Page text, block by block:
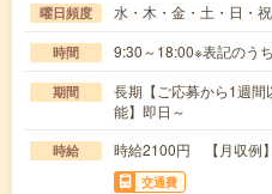
曜日頻度 水・木・金・土・日・祝
時間 9:30～18:00※表記のう
期間
長期【ご応募から1週
能】即日～
時給 時給2100円 【月収例
交通費